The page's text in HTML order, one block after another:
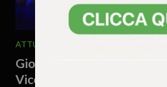
ATTUALITA'
Giovine attacca: “Male il
Vicenza!”